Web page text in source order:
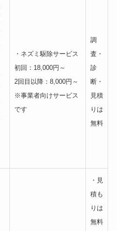
・ネズミ駆除サービス
初回：18,000円～
2回目以降：8,000円～
※事業者向けサービス
です
調
査・
診
断・
見積
りは
無料
・見
積も
りは
無料